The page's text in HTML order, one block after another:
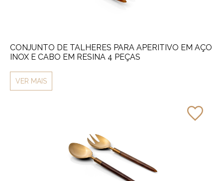
CONJUNTO DE TALHERES PARA APERITIVO EM AÇO
INOX E CABO EM RESINA 4 PEÇAS
VER MAIS